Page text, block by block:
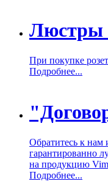
Люстры
При покупке
Подробнее...
Обратитесь к нам
гарантированно
на продукцию
Подробнее...